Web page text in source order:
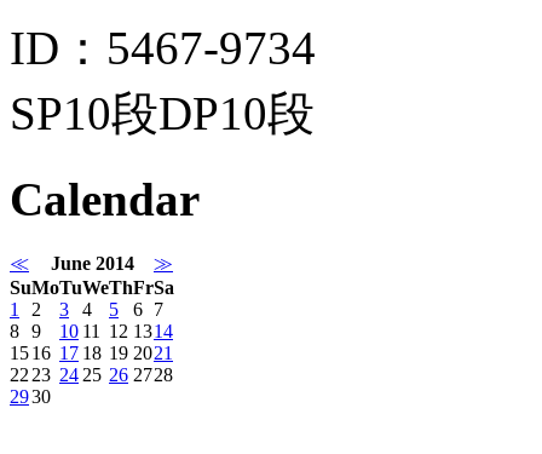
ID：5467-9734
SP10段DP10段
Calendar
≪ June 2014
≫
SuMoTuWeThFrSa
1
2 3 4 5 6 7
8 9 10 11 12 1314
1516 17 18 19 2021
22 23 24 25 26 2728
2930